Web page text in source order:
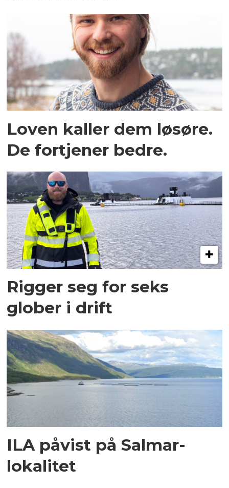
Loven kaller dem løsøre.
De fortjener bedre.
Rigger seg for seks
glober i drift
ILA påvist på Salmar-
lokalitet